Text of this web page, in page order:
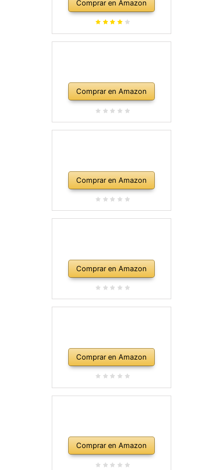
Comprar en Amazon
Comprar en Amazon
Comprar en Amazon
Comprar en Amazon
Comprar en Amazon
Comprar en Amazon